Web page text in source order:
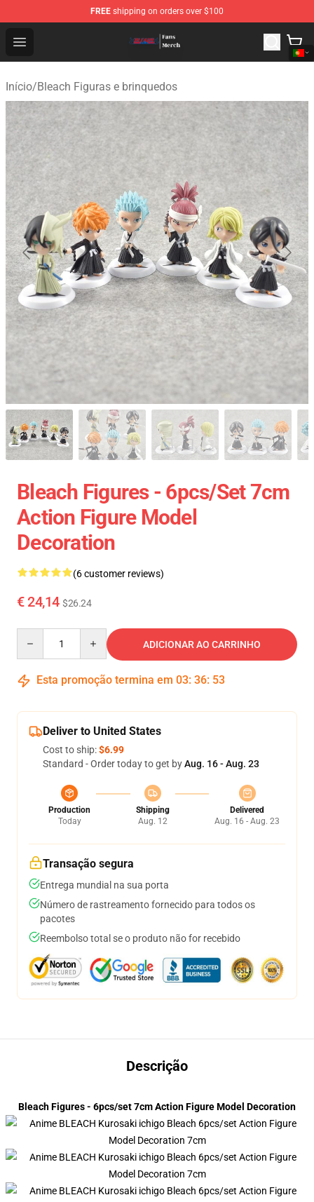
FREE shipping on orders over $100
Open menu
Bleach Store - Official Bleach Merchandise Shop
Início/Bleach Figuras e brinquedos
Bleach Figures - 6pcs/set 7cm
Action Figure Model
Decoration
(6 customer reviews)
€ 24,14 $26.24
ADICIONAR AO CARRINHO
Esta promoção termina em 03: 36: 52
Deliver to United States
Cost to ship:$6.99
Standard - Order today to get byAug. 16 - Aug. 23
Production
Today
Shipping
Aug. 12
Delivered
Aug. 16 - Aug. 23
Transação segura
Entrega mundial na sua porta
Número de rastreamento fornecido para todos os
pacotes
Reembolso total se o produto não for recebido
Descrição
Bleach Figures - 6pcs/set 7cm Action Figure Model Decoration